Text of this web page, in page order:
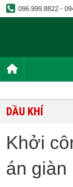
096.999.8822 -
DẦU KHÍ
Khởi
án giàn